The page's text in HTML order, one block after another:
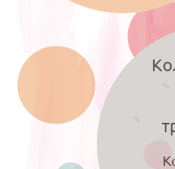
жизни хотела
в роли